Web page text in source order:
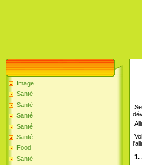
Image
Santé
Santé
Santé
Santé
Santé
Food
Santé
1.